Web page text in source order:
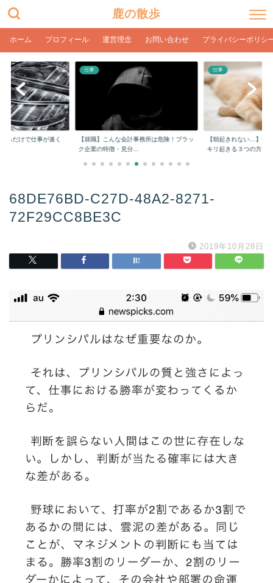
鹿の散歩
ホーム プロフィール 運営理念 お問い合わせ プライバシーポリシ
るだけで仕事が速く
仕事
【就職】こんな会計事務所は危険！ブラッ
ク企業の特徴・見分...
仕事
【朝起きれない…】学
キリ起きる３つの方...
68DE76BD-C27D-48A2-8271-
72F29CC8BE3C
2019年10月28日